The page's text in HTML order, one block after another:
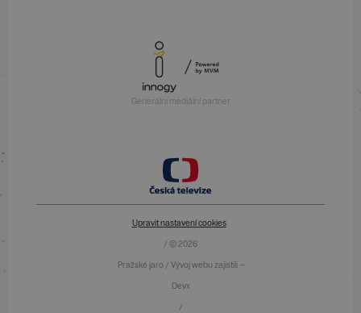
Generální mediální partner
Upravit nastavení cookies
/ © 2026
Pražské jaro / Vývoj webu zajistili —
Devx
/